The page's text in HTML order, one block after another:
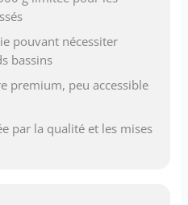
pouvant nécessiter
bassins
premium, peu accessible
par la qualité et les mises